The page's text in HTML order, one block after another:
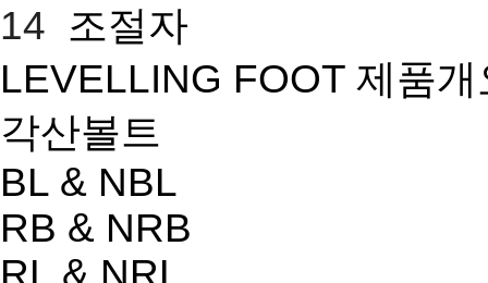
14 조절자
LEVELLING FOOT 제품개
각산볼트
BL & NBL
RB & NRB
RL & NRL